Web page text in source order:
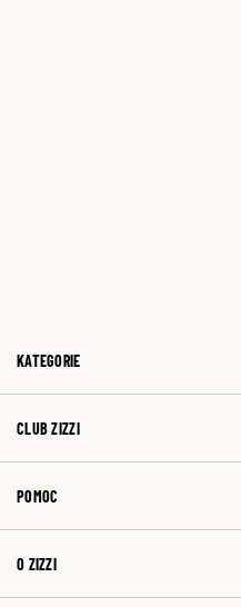
KATEGORIE
CLUB ZIZZI
POMOC
O ZIZZI